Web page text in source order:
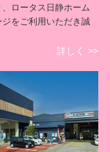
、ロータス日静ホーム
ジをご利用いただき誠
詳しく
>>